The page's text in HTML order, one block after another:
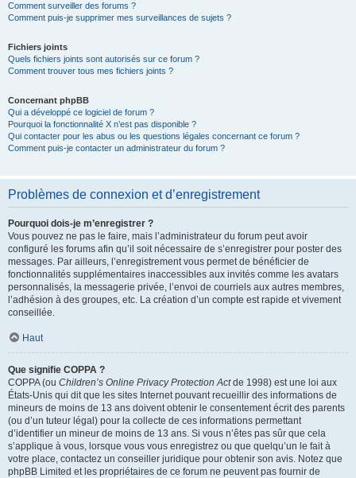
Comment surveiller des forums ?
Comment puis-je supprimer mes surveillances de sujets ?
Fichiers joints
Quels fichiers joints sont autorisés sur ce forum ?
Comment trouver tous mes fichiers joints ?
Concernant phpBB
Qui a développé ce logiciel de forum ?
Pourquoi la fonctionnalité X n’est pas disponible ?
Qui contacter pour les abus ou les questions légales concernant ce forum ?
Comment puis-je contacter un administrateur du forum ?
Problèmes de connexion et d’enregistrement
Pourquoi dois-je m’enregistrer ?
Vous pouvez ne pas le faire, mais l’administrateur du forum peut avoir
configuré les forums afin qu’il soit nécessaire de s’enregistrer pour poster des
messages. Par ailleurs, l’enregistrement vous permet de bénéficier de
fonctionnalités supplémentaires inaccessibles aux invités comme les avatars
personnalisés, la messagerie privée, l’envoi de courriels aux autres membres,
l’adhésion à des groupes, etc. La création d’un compte est rapide et vivement
conseillée.
Haut
Que signifie COPPA ?
COPPA (ou Children’s Online Privacy Protection Actde 1998) est une loi aux
États-Unis qui dit que les sites Internet pouvant recueillir des informations de
mineurs de moins de 13 ans doivent obtenir le consentement écrit des parents
(ou d’un tuteur légal) pour la collecte de ces informations permettant
d’identifier un mineur de moins de 13 ans. Si vous n’êtes pas sûr que cela
s’applique à vous, lorsque vous vous enregistrez ou que quelqu’un le fait à
votre place, contactez un conseiller juridique pour obtenir son avis. Notez que
phpBB Limited et les propriétaires de ce forum ne peuvent pas fournir de